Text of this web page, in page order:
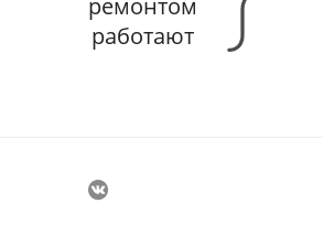
ремонтом
работают